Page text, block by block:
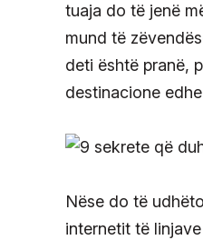
tuaja do të jenë
mund të
deti është pranë,
destinacione
Nëse do të
internetit të